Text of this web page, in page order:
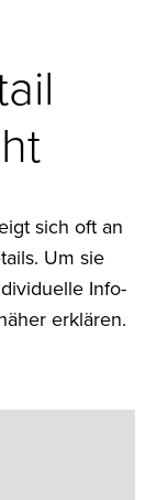
sich oft an
Um sie
Info-
erklären.